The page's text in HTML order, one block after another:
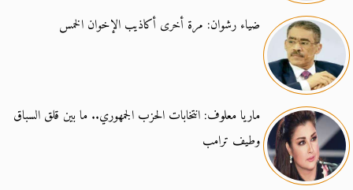
ضياء رشوان: مرة أخرى أكاذيب الإخوان الخمس
ماريا معلوف: انتخابات الحزب الجمهوري.. ما بين قلق السباق
وطيف ترامب